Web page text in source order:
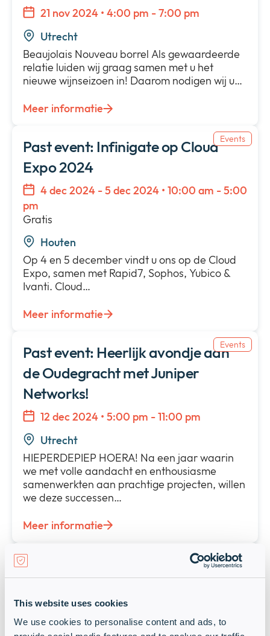
This website uses cookies
We use cookies to personalise content and ads, to
21 nov 2024 • 4:00 pm - 7:00 pm
Utrecht
Beaujolais Nouveau borrel Als gewaardeerde
relatie luiden wij graag samen met u het
nieuwe wijnseizoen in! Daarom nodigen wij u…
Meer informatie
Events
Past event: Infinigate op Cloud
Expo 2024
4 dec 2024 - 5 dec 2024 • 10:00 am - 5:00
pm
Houten
Gratis
Op 4 en 5 december vindt u ons op de Cloud
Expo, samen met Rapid7, Sophos, Yubico &
Ivanti. Cloud…
Meer informatie
Events
Past event: Heerlijk avondje aan
de Oudegracht met Juniper
Networks!
12 dec 2024 • 5:00 pm - 11:00 pm
Utrecht
HIEPERDEPIEP HOERA! Na een jaar waarin
we met volle aandacht en enthousiasme
samenwerkten aan prachtige projecten, willen
we deze successen…
Meer informatie
Events
Past event: Nieuwjaarsborrel &
Ivanti nieuwjaarsduik
9 jan 2025 • 3:30 pm - 7:00 pm
Nieuwegein